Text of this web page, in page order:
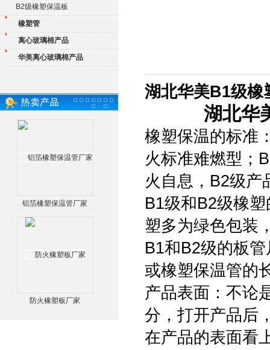
B2级橡塑保温板
橡塑管
离心玻璃棉产品
华美离心玻璃棉产品
铝箔橡塑保温管厂家
防火橡塑板厂家
湖北华美B1级橡
湖北华
橡塑保温的标准
火标准难燃型；
火自息，B2级产
B1级和B2级橡
塑多为绿色包装
B1和B2级的板
或橡塑保温管的
产品表面：不论
分，打开产品后
在产品的表面看